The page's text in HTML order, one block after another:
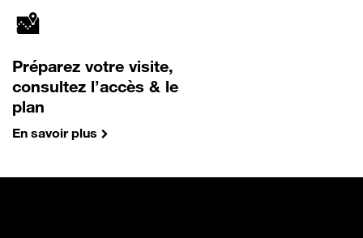
Préparez votre visite,
consultez l’accès & le
plan
En savoir plus